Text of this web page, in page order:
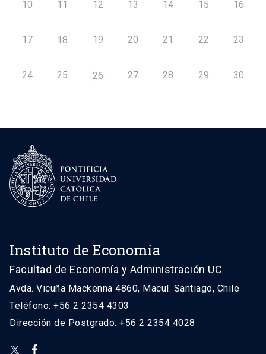
10 11 12 13 14 15 16
17 18 19 20 21 22 23
24 25 26 27 28 29 30
Instituto de Economía
Facultad de Economía y Administración UC
Avda. Vicuña Mackenna 4860, Macul. Santiago, Chile
Teléfono: +56 2 2354 4303
Dirección de Postgrado: +56 2 2354 4028